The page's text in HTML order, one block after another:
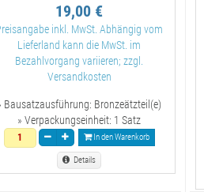
19,00 €
inkl. MwSt. Abhängig vom
Lieferland kann die MwSt. im
Bezahlvorgang variieren; zzgl.
Versandkosten
Bausatzausführung: Bronzeätzteil(e)
» Verpackungseinheit: 1 Satz
In den Warenkorb
Details